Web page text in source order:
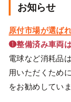
お知らせ
原付市場が選ば
❶整備済み車両
電球など消耗品
用いただくため
をお勧めしていま